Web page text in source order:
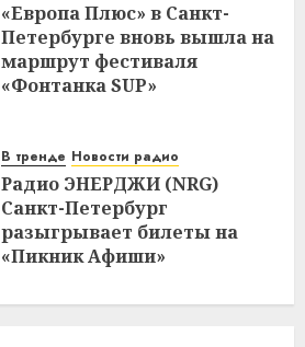
«Европа Плюс» в Санкт-
Петербурге вновь вышла на
маршрут фестиваля
«Фонтанка SUP»
В тренде Новости радио
Радио ЭНЕРДЖИ (NRG)
Санкт-Петербург
разыгрывает билеты на
«Пикник Афиши»